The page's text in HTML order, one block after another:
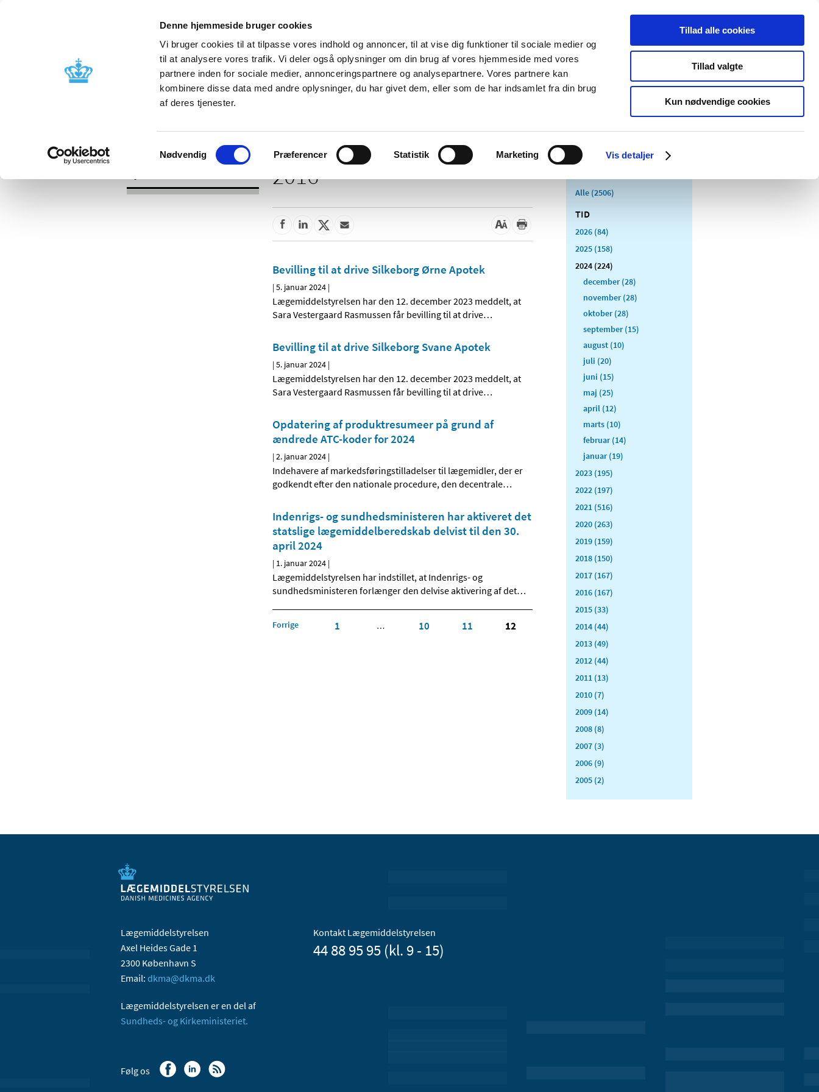
Denne hjemmeside bruger cookies
Vi bruger cookies til at tilpasse vores indhold og annoncer, til at vise dig funktioner til sociale medier og
til at analysere vores trafik. Vi deler også oplysninger om din brug af vores hjemmeside med vores
partnere inden for sociale medier, annonceringspartnere og analysepartnere. Vores partnere kan
kombinere disse data med andre oplysninger, du har givet dem, eller som de har indsamlet fra din brug
af deres tjenester.
Samtykkevalg
Nødvendig Præferencer Statistik Marketing Vis detaljer
Tillad alle cookies
Tillad valgte
Kun nødvendige cookies
Nyheder Om os Kontakt Udgivelser
Godkendelse og
Bivirkninger og
produktinformation
Tilskud og
Apoteker og salg af
Medicinsk
Særlige
produktområder
2016
Bevilling til at drive Silkeborg Ørne Apotek
|5. januar 2024 |
Lægemiddelstyrelsen har den 12. december 2023 meddelt, at
Sara Vestergaard Rasmussen får bevilling til at drive…
Bevilling til at drive Silkeborg Svane Apotek
|5. januar 2024 |
Lægemiddelstyrelsen har den 12. december 2023 meddelt, at
Sara Vestergaard Rasmussen får bevilling til at drive…
Opdatering af produktresumeer på grund af
ændrede ATC-koder for 2024
|2. januar 2024 |
Indehavere af markedsføringstilladelser til lægemidler, der er
godkendt efter den nationale procedure, den decentrale…
Indenrigs- og sundhedsministeren har aktiveret det
statslige lægemiddelberedskab delvist til den 30.
april 2024
| 1. januar 2024 |
Lægemiddelstyrelsen har indstillet, at Indenrigs- og
sundhedsministeren forlænger den delvise aktivering af det…
Forrige 1 … 10 11 12
Alle (2506)
TID
2026 (84)
2025 (158)
2024 (224)
december (28)
november (28)
oktober (28)
september (15)
august (10)
juli (20)
juni (15)
maj (25)
april (12)
marts (10)
februar (14)
januar (19)
2023 (195)
2022 (197)
2021 (516)
2020 (263)
2019 (159)
2018 (150)
2017 (167)
2016 (167)
2015 (33)
2014 (44)
2013 (49)
2012 (44)
2011 (13)
2010 (7)
2009 (14)
2008 (8)
2007 (3)
2006 (9)
2005 (2)
Lægemiddelstyrelsen
Axel Heides Gade 1
2300 København S
Email: dkma@dkma.dk
Lægemiddelstyrelsen er en del af
Sundheds- og Kirkeministeriet.
Kontakt Lægemiddelstyrelsen
44 88 95 95 (kl. 9 - 15)
Følg os